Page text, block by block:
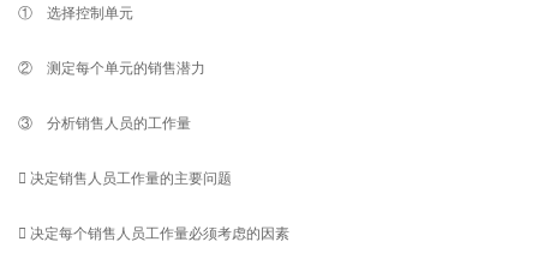
① 选择控制单元
② 测定每个单元的销售潜力
③ 分析销售人员的工作量
 决定销售人员工作量的主要问题
 决定每个销售人员工作量必须考虑的因素